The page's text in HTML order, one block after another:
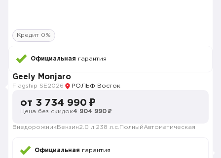
Кредит 0%
Официальная гарантия
Geely Monjaro
Flagship SE2026 РОЛЬФ Восток
от 3 734 990 ₽
Цена без скидок4 904 990 ₽
Внедорожник Бензин2.0 л. 238 л.с. ПолныйАвтоматическая
Официальная гарантия